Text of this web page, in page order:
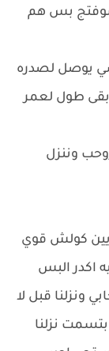
بس هم
يوصل لصدره
طول لعمر
وننزل
كولش قوي
اكدر البس
ونزلنا قبل لا
نزلنا